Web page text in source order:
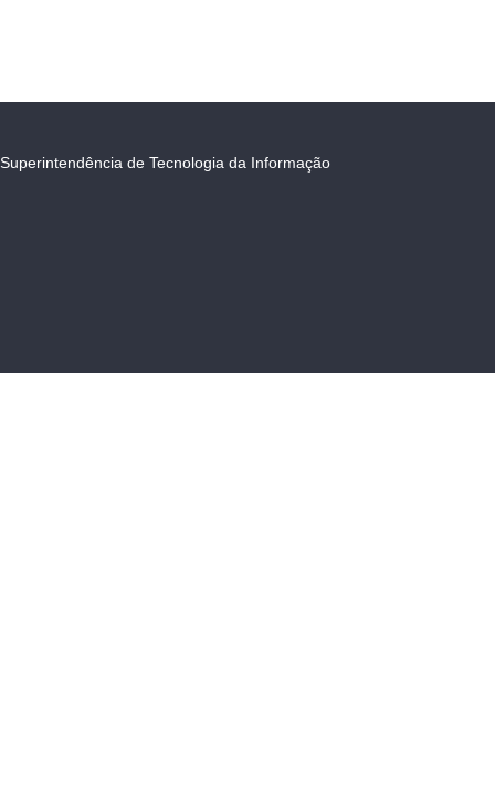
Superintendência de Tecnologia da Informação